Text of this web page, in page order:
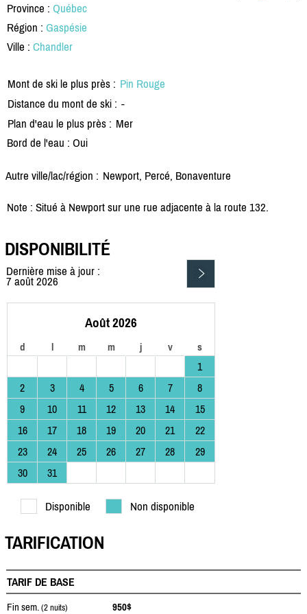
Province : Québec
Région : Gaspésie
Ville : Chandler
Mont de ski le plus près : Pin Rouge
Distance du mont de ski : -
Plan d'eau le plus près : Mer
Bord de l'eau : Oui
Autre ville/lac/région : Newport, Percé, Bonaventure
Note : Situé à Newport sur une rue adjacente à la route 132.
DISPONIBILITÉ
Dernière mise à jour :
7 août 2026
Août 2026
d l m m j v s
1
2
3 4 5 6 7
8
9
10 11 12 13 14
15
16
17 18 19 20 21
22
23
24 25 26 27 28
29
30
31
Disponible Non disponible
TARIFICATION
TARIF DE BASE
Fin sem. (2 nuits)
950$